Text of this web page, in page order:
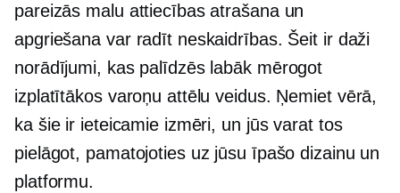
pareizās malu attiecības atrašana un
apgriešana var radīt neskaidrības. Šeit ir daži
norādījumi, kas palīdzēs labāk mērogot
izplatītākos varoņu attēlu veidus. Ņemiet vērā,
ka šie ir ieteicamie izmēri, un jūs varat tos
pielāgot, pamatojoties uz jūsu īpašo dizainu un
platformu.